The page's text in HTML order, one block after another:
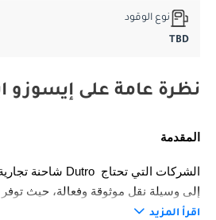
نوع الوقود
TBD
نظرة عامة على إيسوزو
المقدمة
تكاليف التشغيل، والتصميم القوي ليكون مناسبًا للشوارع الحضرية والتوصيلات الإقليمية.اقرأ المزيد